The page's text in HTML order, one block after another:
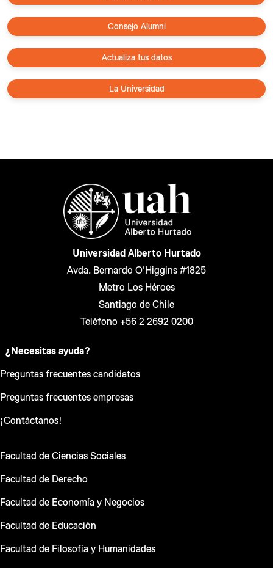
Consejo Alumni
Actualiza tus datos
La Universidad
Universidad Alberto Hurtado
Avda. Bernardo O'Higgins #1825
Metro Los Héroes
Santiago de Chile
Teléfono +56 2 2692 0200
¿Necesitas ayuda?
Preguntas frecuentes candidatos
Preguntas frecuentes empresas
¡Contáctanos!
Facultad de Ciencias Sociales
Facultad de Derecho
Facultad de Economía y Negocios
Facultad de Educación
Facultad de Filosofía y Humanidades